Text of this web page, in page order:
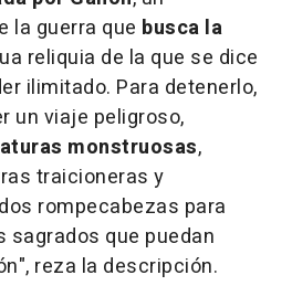
la guerra que busca la
reliquia de la que se dice
ilimitado. Para detenerlo,
un viaje peligroso,
monstruosas,
traicioneras y
rompecabezas para
que puedan
reza la descripción.